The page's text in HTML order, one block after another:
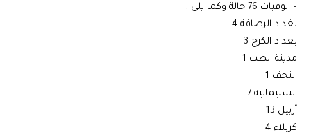
– الوفيات 76 حالة وكما يلي :
بغداد الرصافة 4
بغداد الكرخ 3
مدينة الطب 1
النجف 1
السليمانية 7
أربيل 13
كربلاء 4